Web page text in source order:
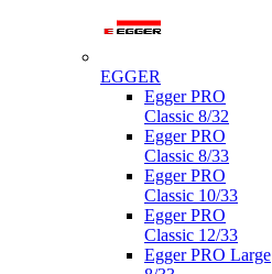
EGGER
Egger PRO
Classic 8/32
Egger PRO
Classic 8/33
Egger PRO
Classic 10/33
Egger PRO
Classic 12/33
Egger PRO Large